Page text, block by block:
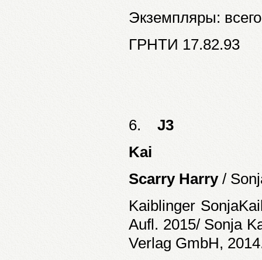
Экземпляры:
ГРНТИ 17.82.93
6. J3
Kai
Scarry Harry/
Kaiblinger
Aufl. 2015/ Sonja
Verlag GmbH,